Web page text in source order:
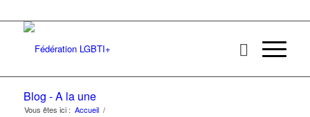
Blog - A la une
Vous êtes ici : Accueil /